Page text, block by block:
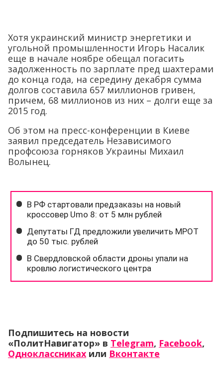
Хотя украинский министр энергетики и
угольной промышленности Игорь Насалик
еще в начале ноябре обещал погасить
задолженность по зарплате пред шахтерами
до конца года, на середину декабря сумма
долгов составила 657 миллионов гривен,
причем, 68 миллионов из них – долги еще за
2015 год.
Об этом на пресс-конференции в Киеве
заявил председатель Независимого
профсоюза горняков Украины Михаил
Волынец.
Подпишитесь на новости
«ПолитНавигатор» в Telegram, Facebook,
Одноклассниках или Вконтакте